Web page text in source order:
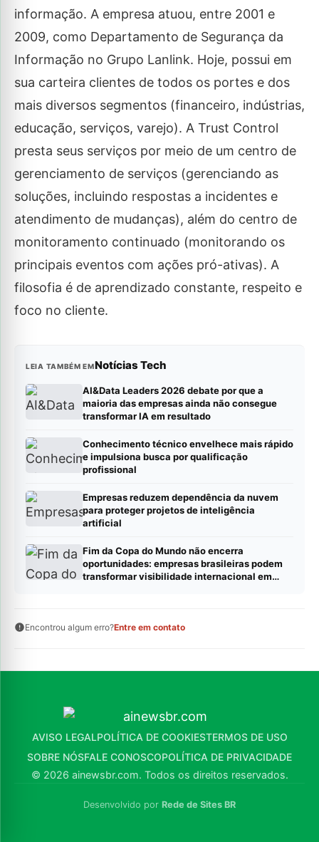
informação. A empresa atuou, entre 2001 e
2009, como Departamento de Segurança da
Informação no Grupo Lanlink. Hoje, possui em
sua carteira clientes de todos os portes e dos
mais diversos segmentos (financeiro, indústrias,
educação, serviços, varejo). A Trust Control
presta seus serviços por meio de um centro de
gerenciamento de serviços (gerenciando as
soluções, incluindo respostas a incidentes e
atendimento de mudanças), além do centro de
monitoramento continuado (monitorando os
principais eventos com ações pró-ativas). A
filosofia é de aprendizado constante, respeito e
foco no cliente.
LEIA TAMBÉM EMNotícias Tech
AI&Data Leaders 2026 debate por que a
maioria das empresas ainda não consegue
transformar IA em resultado
Conhecimento técnico envelhece mais rápido
e impulsiona busca por qualificação
profissional
Empresas reduzem dependência da nuvem
para proteger projetos de inteligência
artificial
Fim da Copa do Mundo não encerra
oportunidades: empresas brasileiras podem
transformar visibilidade internacional em
Encontrou algum erro?Entre em contato
AVISO LEGALPOLÍTICA DE COOKIESTERMOS DE USO
SOBRE NÓSFALE CONOSCOPOLÍTICA DE PRIVACIDADE
© 2026 ainewsbr.com. Todos os direitos reservados.
Desenvolvido por Rede de Sites BR